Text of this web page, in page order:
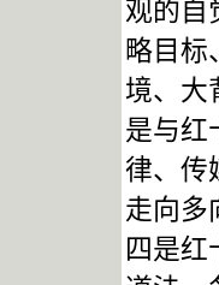
观的自
略目标
境、大
是与红
律、传
走向多
四是红